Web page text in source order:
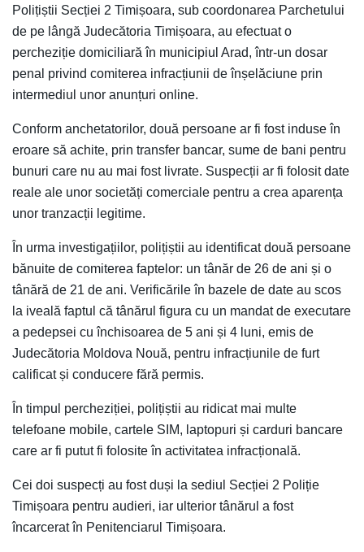
Polițiștii Secției 2 Timișoara, sub coordonarea Parchetului
de pe lângă Judecătoria Timișoara, au efectuat o
percheziție domiciliară în municipiul Arad, într-un dosar
penal privind comiterea infracțiunii de înșelăciune prin
intermediul unor anunțuri online.
Conform anchetatorilor, două persoane ar fi fost induse în
eroare să achite, prin transfer bancar, sume de bani pentru
bunuri care nu au mai fost livrate. Suspecții ar fi folosit date
reale ale unor societăți comerciale pentru a crea aparența
unor tranzacții legitime.
În urma investigațiilor, polițiștii au identificat două persoane
bănuite de comiterea faptelor: un tânăr de 26 de ani și o
tânără de 21 de ani. Verificările în bazele de date au scos
la iveală faptul că tânărul figura cu un mandat de executare
a pedepsei cu închisoarea de 5 ani și 4 luni, emis de
Judecătoria Moldova Nouă, pentru infracțiunile de furt
calificat și conducere fără permis.
În timpul percheziției, polițiștii au ridicat mai multe
telefoane mobile, cartele SIM, laptopuri și carduri bancare
care ar fi putut fi folosite în activitatea infracțională.
Cei doi suspecți au fost duși la sediul Secției 2 Poliție
Timișoara pentru audieri, iar ulterior tânărul a fost
încarcerat în Penitenciarul Timișoara.